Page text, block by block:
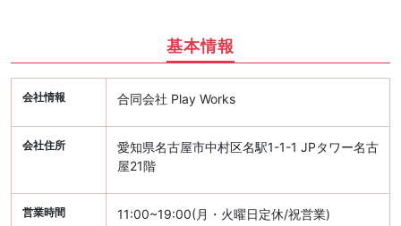
基本情報
会社情報 合同会社 Play Works
会社住所
愛知県名古屋市中村区名駅1-1-1 JPタワー名古
屋21階
営業時間 11:00~19:00(月・火曜日定休/祝営業)